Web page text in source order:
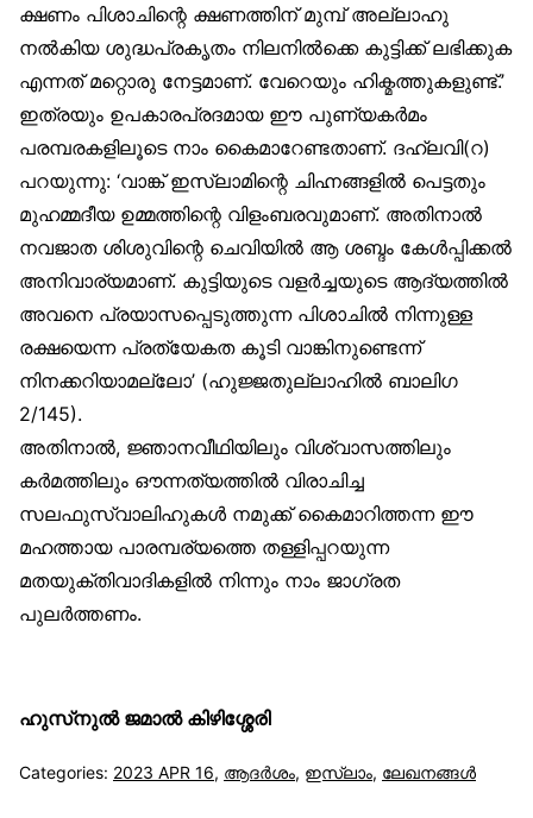
ക്ഷണം പിശാചിന്റെ ക്ഷണത്തിന് മുമ്പ് അല്ലാഹു
നൽകിയ ശുദ്ധപ്രകൃതം നിലനിൽക്കെ കുട്ടിക്ക് ലഭിക്കുക
എന്നത് മറ്റൊരു നേട്ടമാണ്. വേറെയും ഹിക്മത്തുകളുണ്ട്.’
ഇത്രയും ഉപകാരപ്രദമായ ഈ പുണ്യകർമം
പരമ്പരകളിലൂടെ നാം കൈമാറേണ്ടതാണ്. ദഹ്‌ലവി(റ)
പറയുന്നു: ‘വാങ്ക് ഇസ്‌ലാമിന്റെ ചിഹ്നങ്ങളിൽ പെട്ടതും
മുഹമ്മദീയ ഉമ്മത്തിന്റെ വിളംബരവുമാണ്. അതിനാൽ
നവജാത ശിശുവിന്റെ ചെവിയിൽ ആ ശബ്ദം കേൾപ്പിക്കൽ
അനിവാര്യമാണ്. കുട്ടിയുടെ വളർച്ചയുടെ ആദ്യത്തിൽ
അവനെ പ്രയാസപ്പെടുത്തുന്ന പിശാചിൽ നിന്നുള്ള
രക്ഷയെന്ന പ്രത്യേകത കൂടി വാങ്കിനുണ്ടെന്ന്
നിനക്കറിയാമല്ലോ’ (ഹുജ്ജതുല്ലാഹിൽ ബാലിഗ
2/145).
അതിനാൽ, ജ്ഞാനവീഥിയിലും വിശ്വാസത്തിലും
കർമത്തിലും ഔന്നത്യത്തിൽ വിരാചിച്ച
സലഫുസ്വാലിഹുകൾ നമുക്ക് കൈമാറിത്തന്ന ഈ
മഹത്തായ പാരമ്പര്യത്തെ തള്ളിപ്പറയുന്ന
മതയുക്തിവാദികളിൽ നിന്നും നാം ജാഗ്രത
പുലർത്തണം.
ഹുസ്‌നുൽ ജമാൽ കിഴിശ്ശേരി
Categories: 2023 APR 16, ആദര്‍ശം, ഇസ്‌ലാം, ലേഖനങ്ങള്‍